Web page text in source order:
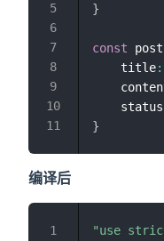
}
const post
    title
:
    status
}
编译后
"use